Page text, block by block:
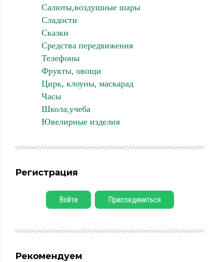
Салюты,воздушные шары
Сладости
Сказки
Средства передвижения
Телефоны
Фрукты, овощи
Цирк, клоуны, маскарад
Часы
Школа,учеба
Ювелирные изделия
Регистрация
Войти Присоединиться
Рекомендуем